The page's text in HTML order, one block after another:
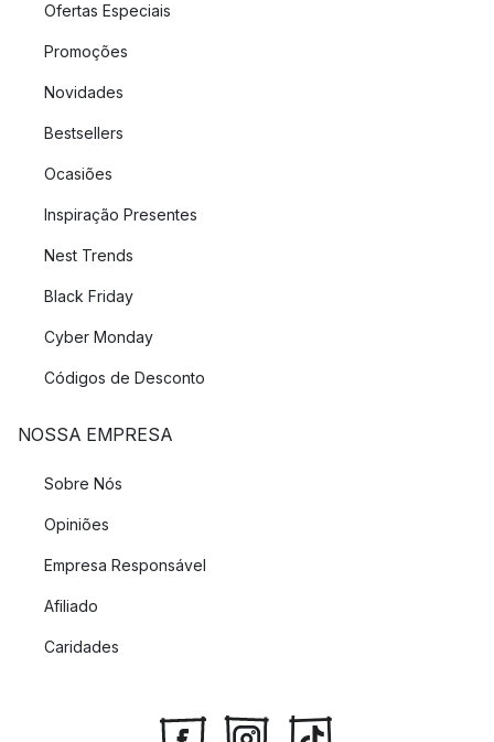
Ofertas Especiais
Promoções
Novidades
Bestsellers
Ocasiões
Inspiração Presentes
Nest Trends
Black Friday
Cyber Monday
Códigos de Desconto
NOSSA EMPRESA
Sobre Nós
Opiniões
Empresa Responsável
Afiliado
Caridades